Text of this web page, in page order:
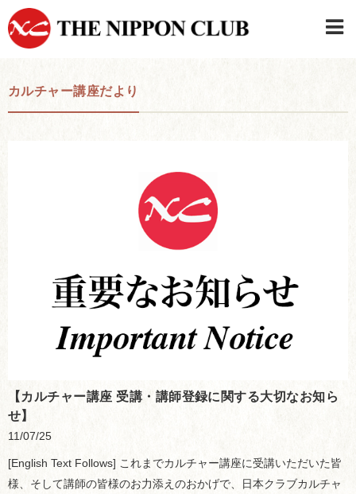
カルチャー講座だより
【カルチャー講座 受講・講師登録に関する大切なお知ら
せ】
11/07/25
[English Text Follows] これまでカルチャー講座に受講いただいた皆
様、そして講師の皆様のお力添えのおかげで、日本クラブカルチャ
JAPANESE
日本クラブメンバーログイン
連絡先・駐車場